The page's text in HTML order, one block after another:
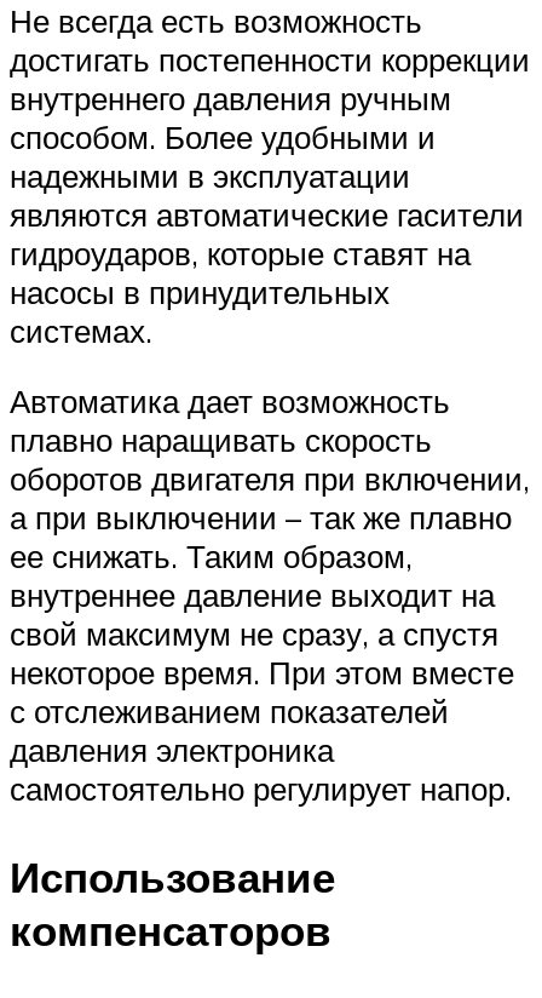
Не всегда есть возможность
достигать постепенности коррекции
внутреннего давления ручным
способом. Более удобными и
надежными в эксплуатации
являются автоматические гасители
гидроударов, которые ставят на
насосы в принудительных
системах.
Автоматика дает возможность
плавно наращивать скорость
оборотов двигателя при включении,
а при выключении – так же плавно
ее снижать. Таким образом,
внутреннее давление выходит на
свой максимум не сразу, а спустя
некоторое время. При этом вместе
с отслеживанием показателей
давления электроника
самостоятельно регулирует напор.
Использование
компенсаторов